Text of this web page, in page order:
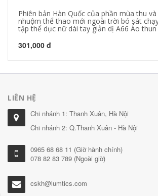
Phiên bản Hàn Quốc của phần mùa thu
nhuộm thể thao mới ngoài trời bó sát
tập thể dục nữ dài tay giản dị A66 Áo
301,000 đ
LIÊN HỆ
Chi nhánh 1: Thanh Xuân, Hà Nội
Chi nhánh 2: Q.Thanh Xuân - Hà Nội
0965 68 68 11 (Giờ hành chính)
078 82 83 789 (Ngoài giờ)
cskh@lumtics.com